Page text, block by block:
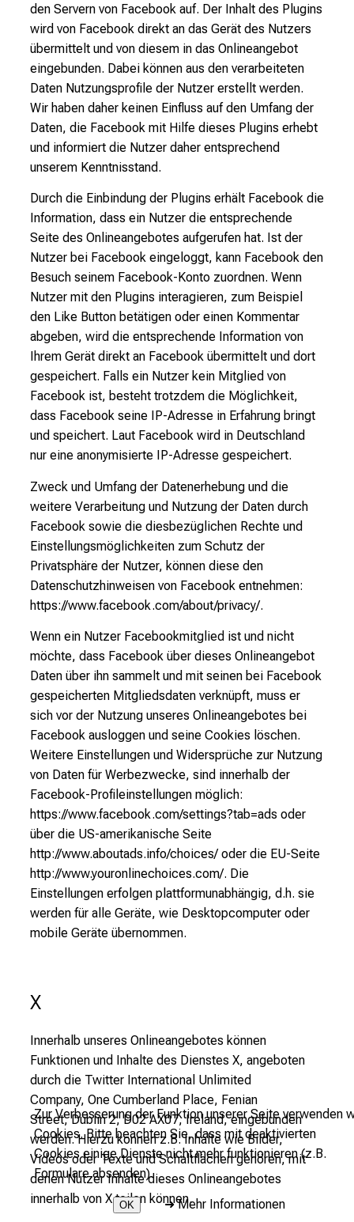
Zur Verbesserung der Funktion unserer Seite verwenden
Cookies. Bitte beachten Sie, dass mit deaktivierten
Cookies einige Dienste nicht mehr funktionieren (z.B.
Formulare absenden).
OK ➜Mehr Informationen
den Servern von Facebook auf. Der Inhalt des Plugins
wird von Facebook direkt an das Gerät des Nutzers
übermittelt und von diesem in das Onlineangebot
eingebunden. Dabei können aus den verarbeiteten
Daten Nutzungsprofile der Nutzer erstellt werden.
Wir haben daher keinen Einfluss auf den Umfang der
Daten, die Facebook mit Hilfe dieses Plugins erhebt
und informiert die Nutzer daher entsprechend
unserem Kenntnisstand.
Durch die Einbindung der Plugins erhält Facebook die
Information, dass ein Nutzer die entsprechende
Seite des Onlineangebotes aufgerufen hat. Ist der
Nutzer bei Facebook eingeloggt, kann Facebook den
Besuch seinem Facebook-Konto zuordnen. Wenn
Nutzer mit den Plugins interagieren, zum Beispiel
den Like Button betätigen oder einen Kommentar
abgeben, wird die entsprechende Information von
Ihrem Gerät direkt an Facebook übermittelt und dort
gespeichert. Falls ein Nutzer kein Mitglied von
Facebook ist, besteht trotzdem die Möglichkeit,
dass Facebook seine IP-Adresse in Erfahrung bringt
und speichert. Laut Facebook wird in Deutschland
nur eine anonymisierte IP-Adresse gespeichert.
Zweck und Umfang der Datenerhebung und die
weitere Verarbeitung und Nutzung der Daten durch
Facebook sowie die diesbezüglichen Rechte und
Einstellungsmöglichkeiten zum Schutz der
Privatsphäre der Nutzer, können diese den
Datenschutzhinweisen von Facebook entnehmen:
https://www.facebook.com/about/privacy/.
Wenn ein Nutzer Facebookmitglied ist und nicht
möchte, dass Facebook über dieses Onlineangebot
Daten über ihn sammelt und mit seinen bei Facebook
gespeicherten Mitgliedsdaten verknüpft, muss er
sich vor der Nutzung unseres Onlineangebotes bei
Facebook ausloggen und seine Cookies löschen.
Weitere Einstellungen und Widersprüche zur Nutzung
von Daten für Werbezwecke, sind innerhalb der
Facebook-Profileinstellungen möglich:
https://www.facebook.com/settings?tab=ads oder
über die US-amerikanische Seite
http://www.aboutads.info/choices/ oder die EU-Seite
http://www.youronlinechoices.com/. Die
Einstellungen erfolgen plattformunabhängig, d.h. sie
werden für alle Geräte, wie Desktopcomputer oder
mobile Geräte übernommen.
X
Innerhalb unseres Onlineangebotes können
Funktionen und Inhalte des Dienstes X, angeboten
durch die Twitter International Unlimited
Company, One Cumberland Place, Fenian
Street,Dublin 2,D02 AX07,Ireland, eingebunden
werden. Hierzu können z.B. Inhalte wie Bilder,
Videos oder Texte und Schaltflächen gehören, mit
denen Nutzer Inhalte dieses Onlineangebotes
innerhalb von X teilen können.